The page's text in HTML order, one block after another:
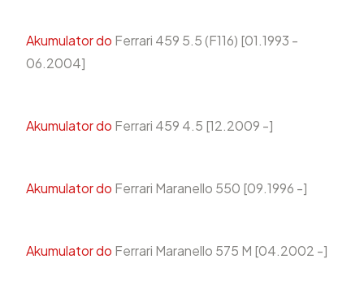
Akumulator do Ferrari 459 5.5 (F116) [01.1993 -
06.2004]
Akumulator do Ferrari 459 4.5 [12.2009 -]
Akumulator do Ferrari Maranello 550 [09.1996 -]
Akumulator do Ferrari Maranello 575 M [04.2002 -]